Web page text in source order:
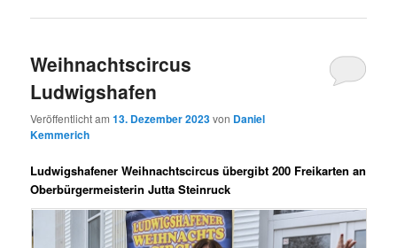
Weihnachtscircus
Ludwigshafen
Veröffentlicht am13. Dezember 2023von Daniel
Kemmerich
Ludwigshafener Weihnachtscircus übergibt 200 Freikarten an
Oberbürgermeisterin Jutta Steinruck